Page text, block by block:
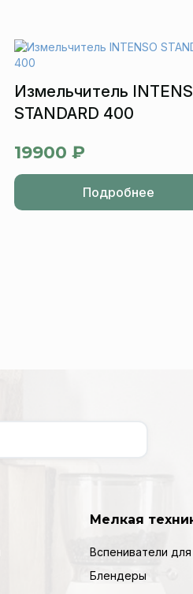
Измельчитель
STANDARD 400
19900 ₽
Подробнее
Мелкая
Вспениватели
Блендеры